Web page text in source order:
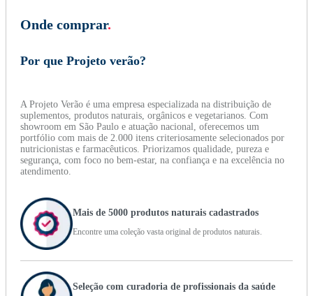
Onde comprar.
Por que Projeto verão?
A Projeto Verão é uma empresa especializada na distribuição de
suplementos, produtos naturais, orgânicos e vegetarianos. Com
showroom em São Paulo e atuação nacional, oferecemos um
portfólio com mais de 2.000 itens criteriosamente selecionados por
nutricionistas e farmacêuticos. Priorizamos qualidade, pureza e
segurança, com foco no bem-estar, na confiança e na excelência no
atendimento.
Mais de 5000 produtos naturais cadastrados
Encontre uma coleção vasta original de produtos naturais.
Seleção com curadoria de profissionais da saúde